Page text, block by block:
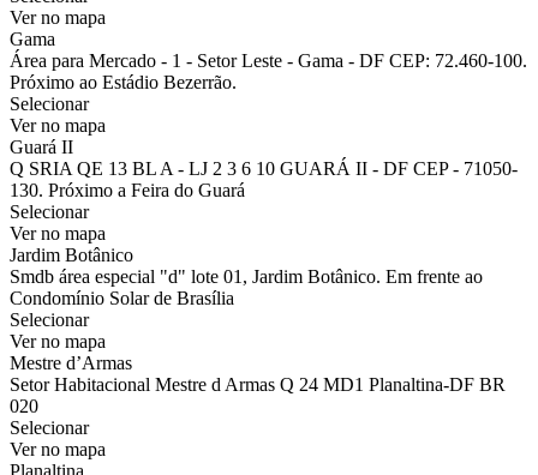
Ver no mapa
Gama
Área para Mercado - 1 - Setor Leste - Gama - DF CEP: 72.460-100.
Próximo ao Estádio Bezerrão.
Selecionar
Ver no mapa
Guará II
Q SRIA QE 13 BL A - LJ 2 3 6 10 GUARÁ II - DF CEP - 71050-
130. Próximo a Feira do Guará
Selecionar
Ver no mapa
Jardim Botânico
Smdb área especial "d" lote 01, Jardim Botânico. Em frente ao
Condomínio Solar de Brasília
Selecionar
Ver no mapa
Mestre d’Armas
Setor Habitacional Mestre d Armas Q 24 MD1 Planaltina-DF BR
020
Selecionar
Ver no mapa
Planaltina